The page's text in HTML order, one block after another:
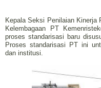
Kepala Seksi Penilaian Kinerja
Kelembagaan PT
proses standarisasi baru
Proses standarisasi PT ini
dan institusi.